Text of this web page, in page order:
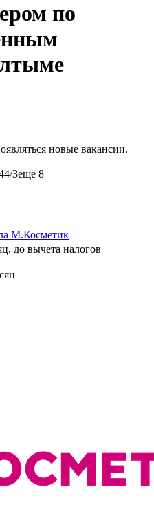
по
новые вакансии.
4/3еще 8
М.Косметик
до вычета налогов